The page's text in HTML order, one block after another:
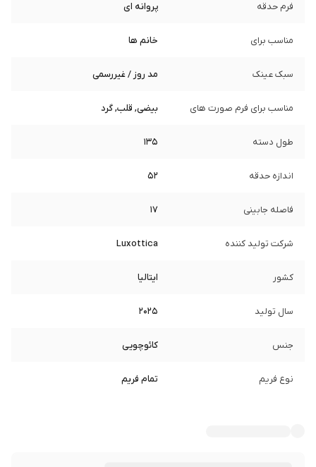
فرم حدقه پروانه ای
مناسب برای خانم ها
سبک عینک مد روز / غیررسمی
مناسب برای فرم صورت های بیضی, قلب, گرد
طول دسته 135
اندازه حدقه 52
فاصله جابینی 17
شرکت تولید کننده Luxottica
کشور ایتالیا
سال تولید 2025
جنس کائوچویی
نوع فریم تمام فریم